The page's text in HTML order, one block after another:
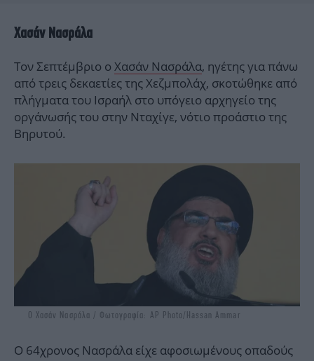
Χασάν Νασράλα
Τον Σεπτέμβριο ο Χασάν Νασράλα, ηγέτης για πάνω
από τρεις δεκαετίες της Χεζμπολάχ, σκοτώθηκε από
πλήγματα του Ισραήλ στο υπόγειο αρχηγείο της
οργάνωσής του στην Νταχίγε, νότιο προάστιο της
Βηρυτού.
Ο Χασάν Νασράλα / Φωτογραφία: AP Photo/Hassan Ammar
O 64χρονος Νασράλα είχε αφοσιωμένους οπαδούς